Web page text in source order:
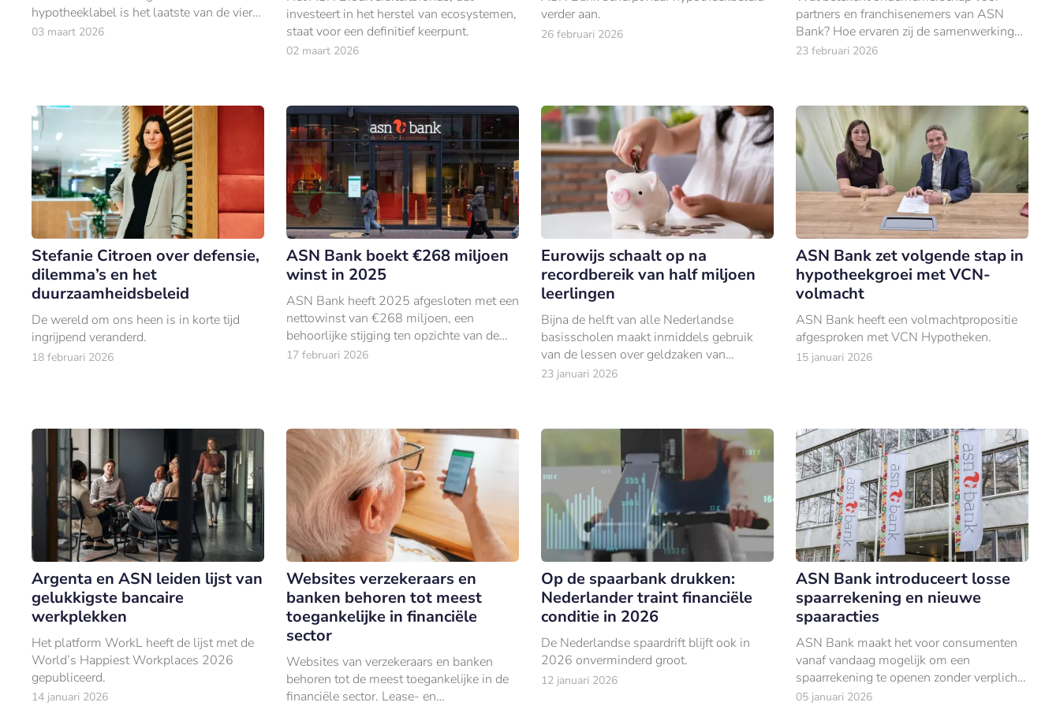
hypotheeklabel is het laatste van de vier
voormalige Volksbank-merken dat de
03 maart 2026
investeert in het herstel van ecosystemen,
staat voor een definitief keerpunt.
02 maart 2026
verder aan.
26 februari 2026
partners en franchisenemers van ASN
Bank? Hoe ervaren zij de samenwerking
met de bank? En hoe vertalen thema’s als
23 februari 2026
Stefanie Citroen over defensie,
dilemma’s en het
duurzaamheidsbeleid
De wereld om ons heen is in korte tijd
ingrijpend veranderd.
18 februari 2026
ASN Bank boekt €268 miljoen
winst in 2025
ASN Bank heeft 2025 afgesloten met een
nettowinst van €268 miljoen, een
behoorlijke stijging ten opzichte van de
€144 miljoen een jaar eerder.
17 februari 2026
Eurowijs schaalt op na
recordbereik van half miljoen
leerlingen
Bijna de helft van alle Nederlandse
basisscholen maakt inmiddels gebruik
van de lessen over geldzaken van
Stichting Eurowijs. In 2025 bereikte de
23 januari 2026
ASN Bank zet volgende stap in
hypotheekgroei met VCN-
volmacht
ASN Bank heeft een volmachtpropositie
afgesproken met VCN Hypotheken.
15 januari 2026
Argenta en ASN leiden lijst van
gelukkigste bancaire
werkplekken
Het platform WorkL heeft de lijst met de
World’s Happiest Workplaces 2026
gepubliceerd.
14 januari 2026
Websites verzekeraars en
banken behoren tot meest
toegankelijke in financiële
sector
Websites van verzekeraars en banken
behoren tot de meest toegankelijke in de
financiële sector. Lease- en
Op de spaarbank drukken:
Nederlander traint financiële
conditie in 2026
De Nederlandse spaardrift blijft ook in
2026 onverminderd groot.
12 januari 2026
ASN Bank introduceert losse
spaarrekening en nieuwe
spaaracties
ASN Bank maakt het voor consumenten
vanaf vandaag mogelijk om een
spaarrekening te openen zonder verplichte
betaalrekening of extra kosten.
05 januari 2026